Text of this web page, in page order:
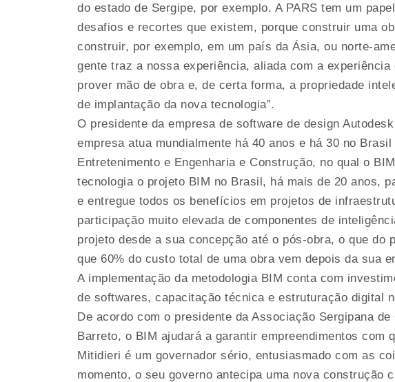
do estado de Sergipe, por exemplo. A PARS tem um
desafios e recortes que existem, porque construir uma
construir, por exemplo, em um país da Ásia, ou norte-
gente traz a nossa experiência, aliada com a
prover mão de obra e, de certa forma, a propriedade
de implantação da nova tecnologia”.
O presidente da empresa de software de design
empresa atua mundialmente há 40 anos e há 30 no
Entretenimento e Engenharia e Construção, no qual o
tecnologia o projeto BIM no Brasil, há mais de 20 anos,
e entregue todos os benefícios em projetos de
participação muito elevada de componentes de
projeto desde a sua concepção até o pós-obra, o que
que 60% do custo total de uma obra vem depois da sua
A implementação da metodologia BIM conta com
de softwares, capacitação técnica e estruturação digital
De acordo com o presidente da Associação Sergipana
Barreto, o BIM ajudará a garantir empreendimentos com
Mitidieri é um governador sério, entusiasmado com as
momento, o seu governo antecipa uma nova construção